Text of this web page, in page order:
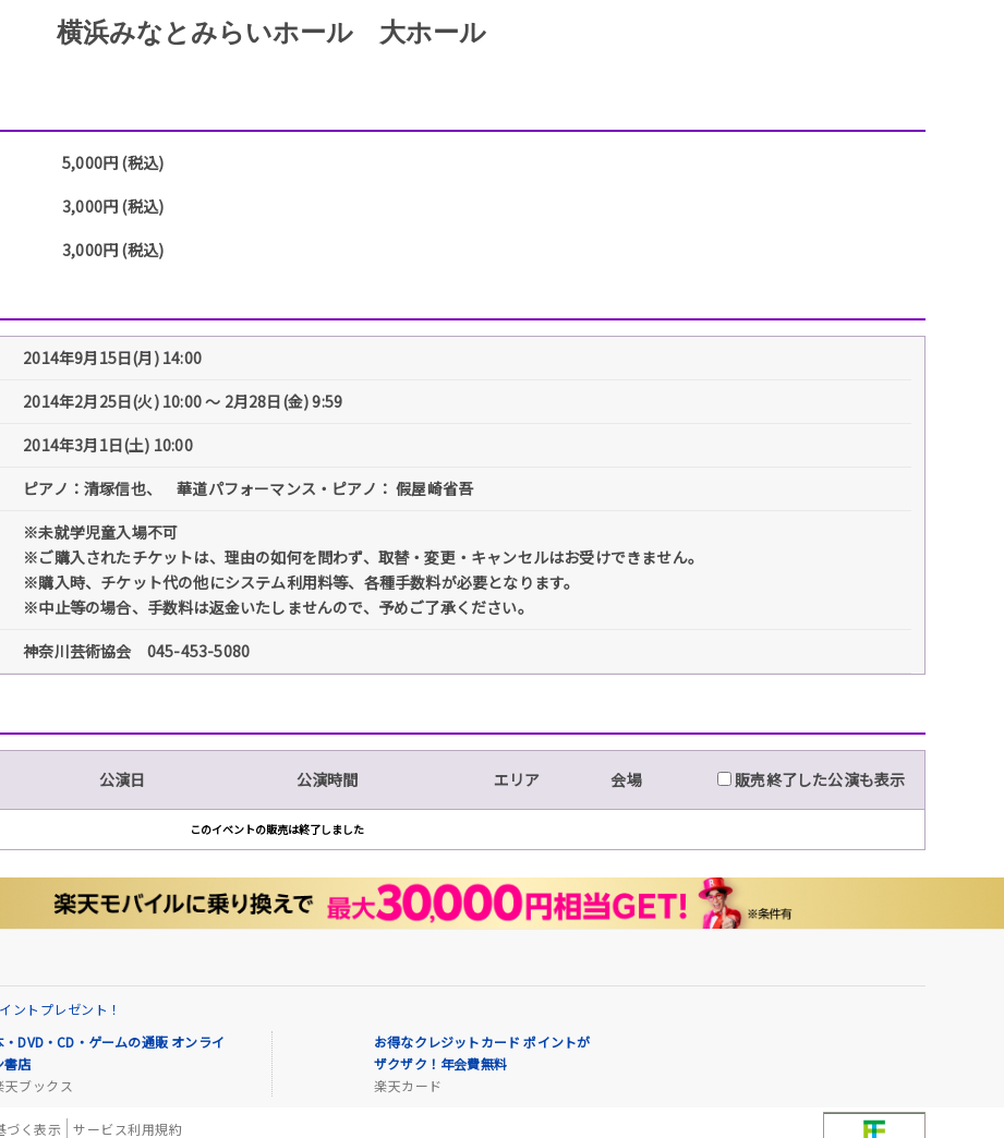
横浜みなとみらいホール 大ホール
5,000円 (税込)
3,000円 (税込)
3,000円 (税込)
2014年9月15日(月) 14:00
2014年2月25日(火) 10:00 〜 2月28日(金) 9:59
2014年3月1日(土) 10:00
ピアノ：清塚信也、 華道パフォーマンス・ピアノ： 假屋崎省吾
※未就学児童入場不可
※ご購入されたチケットは、理由の如何を問わず、取替・変更・キャンセルはお受けできません。
※購入時、チケット代の他にシステム利用料等、各種手数料が必要となります。
※中止等の場合、手数料は返金いたしませんので、予めご了承ください。
神奈川芸術協会 045-453-5080
公演日 公演時間 エリア 会場 販売終了した公演も表示
このイベントの販売は終了しました
ントプレゼント！
・DVD・CD・ゲームの通販 オンライ
書店
天ブックス
お得なクレジットカード ポイントが
ザクザク！年会費無料
楽天カード
づく表示 サービス利用規約